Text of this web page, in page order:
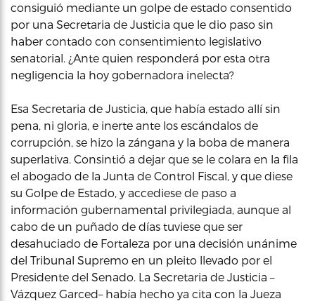
consiguió mediante un golpe de estado consentido
por una Secretaria de Justicia que le dio paso sin
haber contado con consentimiento legislativo
senatorial. ¿Ante quien responderá por esta otra
negligencia la hoy gobernadora inelecta?
Esa Secretaria de Justicia, que había estado allí sin
pena, ni gloria, e inerte ante los escándalos de
corrupción, se hizo la zángana y la boba de manera
superlativa. Consintió a dejar que se le colara en la fila
el abogado de la Junta de Control Fiscal, y que diese
su Golpe de Estado, y accediese de paso a
información gubernamental privilegiada, aunque al
cabo de un puñado de días tuviese que ser
desahuciado de Fortaleza por una decisión unánime
del Tribunal Supremo en un pleito llevado por el
Presidente del Senado. La Secretaria de Justicia –
Vázquez Garced– había hecho ya cita con la Jueza